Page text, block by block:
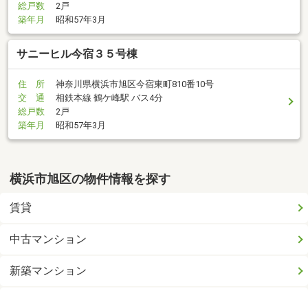
総戸数
2戸
築年月
昭和57年3月
サニーヒル今宿３５号棟
住 所
神奈川県横浜市旭区今宿東町810番10号
交 通
相鉄本線 鶴ケ峰駅 バス4分
総戸数
2戸
築年月
昭和57年3月
横浜市旭区の物件情報を探す
賃貸
中古マンション
新築マンション